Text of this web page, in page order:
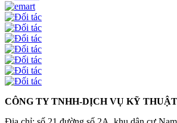
CÔNG TY TNHH-DỊCH VỤ KỸ